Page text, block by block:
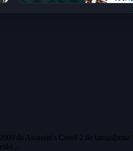
Assassin's Creed 2 ile